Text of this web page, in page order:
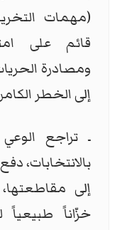
(مهمات
قائم على
ومصادرة
إلى الخطر
ـ تراجع الوعي
بالانتخابات،
إلى
خزّاناً طبيعياً